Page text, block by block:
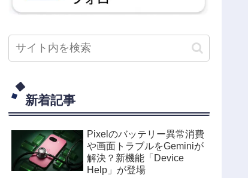
新着記事
Pixelのバッテリー異常消費
や画面トラブルをGeminiが
解決？新機能「Device
Help」が登場